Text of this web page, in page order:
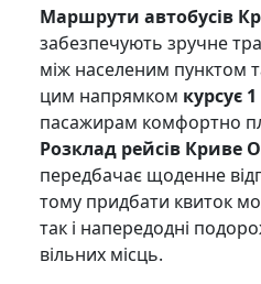
Маршрути автобусів
забезпечують зручне
між населеним пунктом
цим напрямком курсує
пасажирам комфортно
Розклад рейсів Криве
передбачає щоденне
тому придбати квиток
так і напередодні
вільних місць.